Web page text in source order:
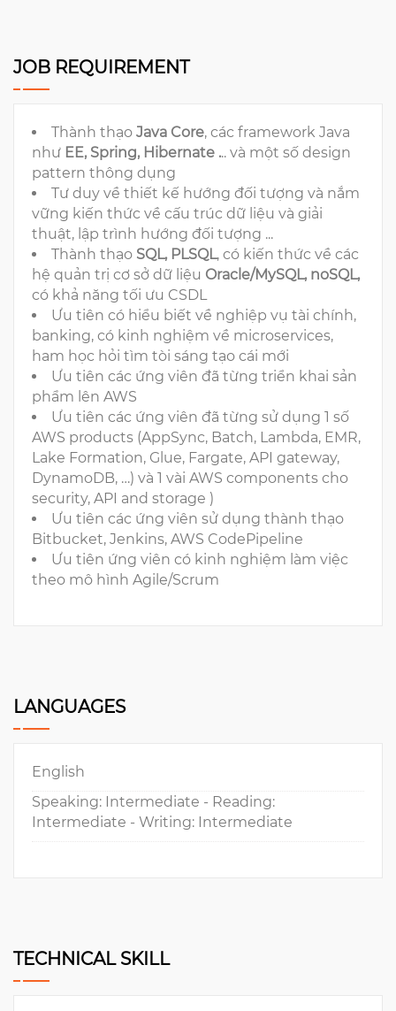
JOB REQUIREMENT
Thành thạo Java Core, các framework Java
như EE, Spring, Hibernate ... và một số design
pattern thông dụng
Tư duy về thiết kế hướng đối tượng và nắm
vững kiến thức về cấu trúc dữ liệu và giải
thuật, lập trình hướng đối tượng ...
Thành thạo SQL, PLSQL, có kiến thức về các
hệ quản trị cơ sở dữ liệu Oracle/MySQL, noSQL,
có khả năng tối ưu CSDL
Ưu tiên có hiểu biết về nghiệp vụ tài chính,
banking, có kinh nghiệm về microservices,
ham học hỏi tìm tòi sáng tạo cái mới
Ưu tiên các ứng viên đã từng triển khai sản
phẩm lên AWS
Ưu tiên các ứng viên đã từng sử dụng 1 số
AWS products (AppSync, Batch, Lambda, EMR,
Lake Formation, Glue, Fargate, API gateway,
DynamoDB, …) và 1 vài AWS components cho
security, API and storage )
Ưu tiên các ứng viên sử dụng thành thạo
Bitbucket, Jenkins, AWS CodePipeline
Ưu tiên ứng viên có kinh nghiệm làm việc
theo mô hình Agile/Scrum
LANGUAGES
English
Speaking: Intermediate - Reading:
Intermediate - Writing: Intermediate
TECHNICAL SKILL